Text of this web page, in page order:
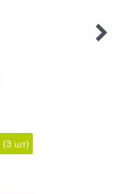
(3 шт)